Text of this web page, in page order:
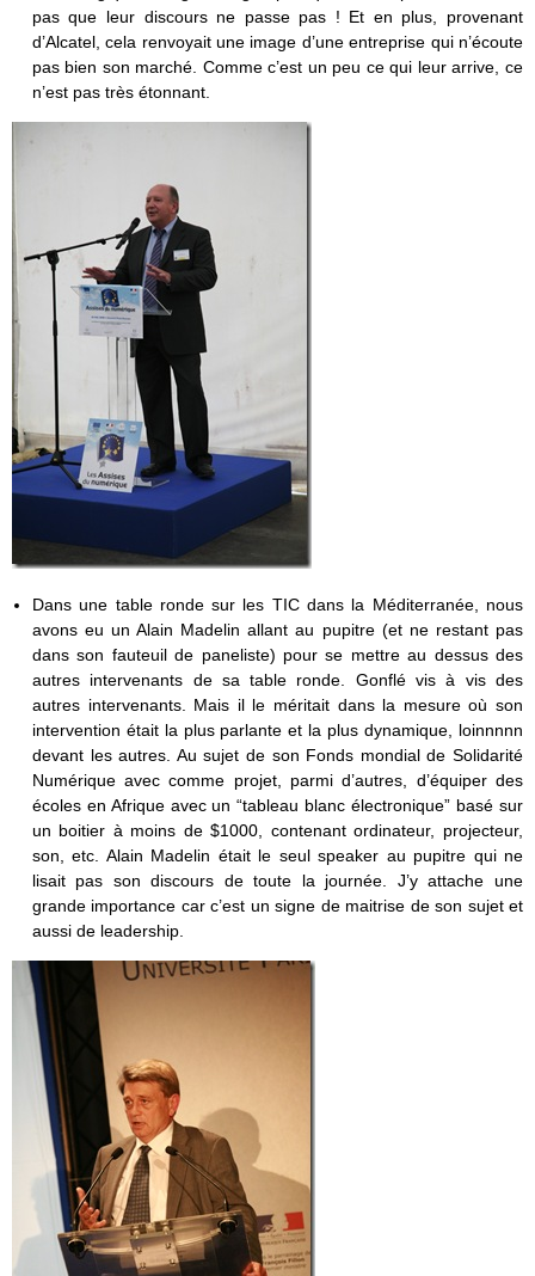
pas que leur discours ne passe pas ! Et en plus, provenant
d’Alcatel, cela renvoyait une image d’une entreprise qui n’écoute
pas bien son marché. Comme c’est un peu ce qui leur arrive, ce
n’est pas très étonnant.
Dans une table ronde sur les TIC dans la Méditerranée, nous
avons eu un Alain Madelin allant au pupitre (et ne restant pas
dans son fauteuil de paneliste) pour se mettre au dessus des
autres intervenants de sa table ronde. Gonflé vis à vis des
autres intervenants. Mais il le méritait dans la mesure où son
intervention était la plus parlante et la plus dynamique, loinnnnn
devant les autres. Au sujet de son Fonds mondial de Solidarité
Numérique avec comme projet, parmi d’autres, d’équiper des
écoles en Afrique avec un “tableau blanc électronique” basé sur
un boitier à moins de $1000, contenant ordinateur, projecteur,
son, etc. Alain Madelin était le seul speaker au pupitre qui ne
lisait pas son discours de toute la journée. J’y attache une
grande importance car c’est un signe de maitrise de son sujet et
aussi de leadership.